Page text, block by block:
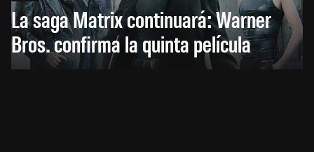
La saga Matrix continuará: Warner
Bros. confirma la quinta película